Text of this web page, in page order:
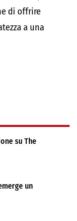
di offrire
a una
su The
un